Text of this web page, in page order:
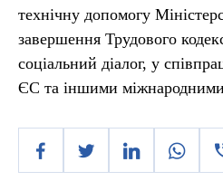
технічну допомогу
завершення Трудового
соціальний діалог, у
ЄС та іншими